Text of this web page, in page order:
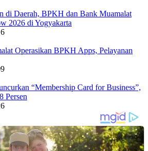
di Daerah, BPKH dan Bank Muamalat
2026 di Yogyakarta
Operasikan BPKH Apps, Pelayanan
“Membership Card for Business”,
Persen